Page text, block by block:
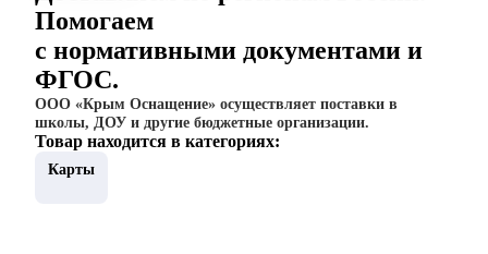
Помогаем
с нормативными документами и
ФГОС.
ООО «Крым Оснащение» осуществляет поставки в
школы, ДОУ и другие бюджетные организации.
Товар находится в категориях:
Карты